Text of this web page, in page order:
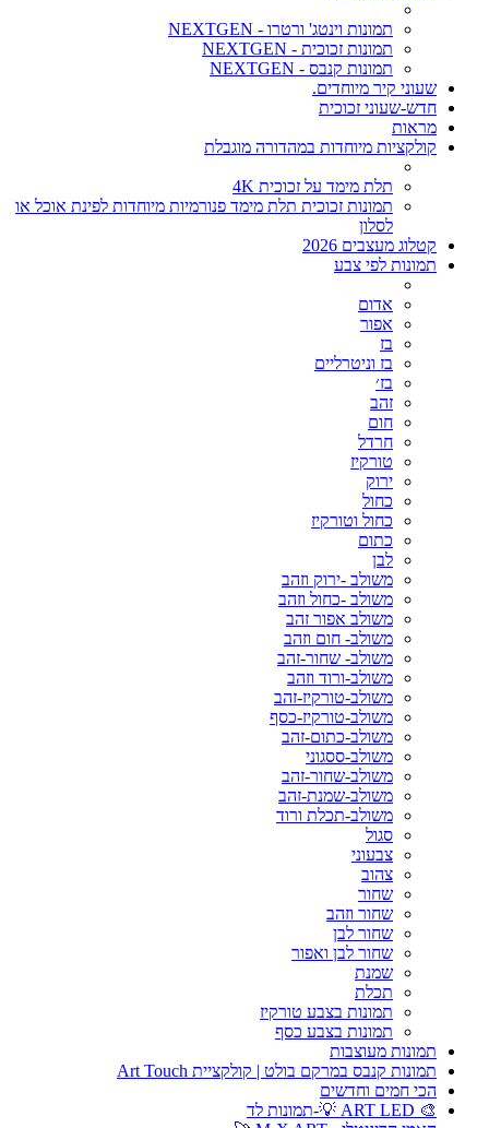
תמונות וינטג' ורטרו - NEXTGEN
תמונות זכוכית - NEXTGEN
תמונות קנבס - NEXTGEN
שעוני קיר מיוחדים.
חדש-שעוני זכוכית
מראות
קולקציות מיוחדות במהדורה מוגבלת
תלת מימד על זכוכית 4K
תמונות זכוכית תלת מימד פנורמיות מיוחדות לפינת אוכל או
לסלון
קטלוג מעצבים 2026
תמונות לפי צבע
אדום
אפור
בז
בז וניטרליים
בז׳
זהב
חום
חרדל
טורקיז
ירוק
כחול
כחול וטורקיז
כתום
לבן
משולב -ירוק וזהב
משולב -כחול וזהב
משולב אפור זהב
משולב- חום וזהב
משולב- שחור-זהב
משולב-ורוד וזהב
משולב-טורקיז-זהב
משולב-טורקיז-כסף
משולב-כתום-זהב
משולב-ססגוני
משולב-שחור-זהב
משולב-שמנת-זהב
משולב-תכלת ורוד
סגול
צבעוני
צהוב
שחור
שחור וזהב
שחור לבן
שחור לבן ואפור
שמנת
תכלת
תמונות בצבע טורקיז
תמונות בצבע כסף
תמונות מעוצבות
תמונות קנבס במרקם בולט | קולקציית Art Touch
הכי חמים וחדשים
🎨 ART LED 💡-תמונות לד